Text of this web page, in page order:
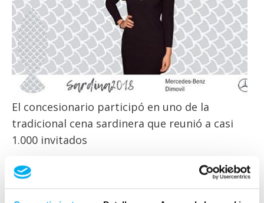
El concesionario participó en uno de la
tradicional cena sardinera que reunió a casi
1.000 invitados
El ambiente sardinero ya se deja notar en las
calles de Murcia. Una excelente prueba fue la
gran acogida que tuvo la celebración de la